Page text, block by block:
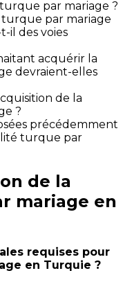
par mariage ?
turque par mariage
il des voies
acquérir la
devraient-elles
de la
?
précédemment
turque par
de la
mariage en
requises pour
en Turquie ?